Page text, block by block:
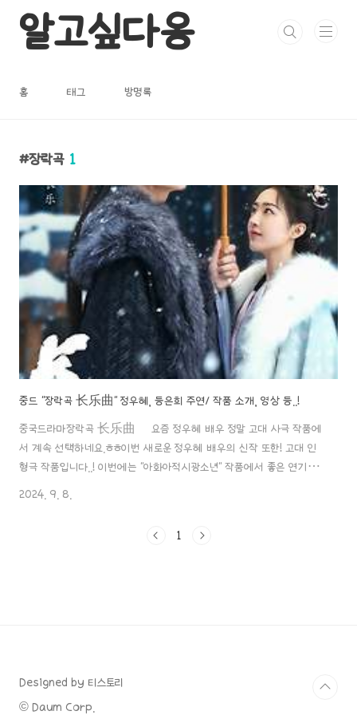
알고싶다옹
홈 태그 방명록
장락곡 1
중드 "장락곡 长乐曲" 정우혜, 등은희 주연/ 작품 소개, 영상 등..!
중국드라마장락곡 长乐曲 요즘 정우혜 배우 정말 고대 사극 작품에
서 계속 선택하네요.ㅎㅎ이번 새로운 정우혜 배우의 신작 또한! 고대 인
형극 작품입니다..! 이번에는 "아화아적시광소년" 작품에서 좋은 연기를
보여줬던 신예 배우 "등은희" 배우와 함께입니다..!개인적으로 등은희
제대로 찍힌 배우 중 한 명인데요~!외모가.. 제가 추구하는 깨끗하고 순
2024. 9. 8.
1
Designed by 티스토리
© Daum Corp.